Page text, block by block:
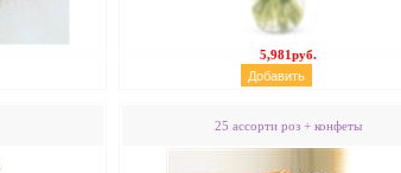
5,981руб.
25 ассорти роз + конфеты